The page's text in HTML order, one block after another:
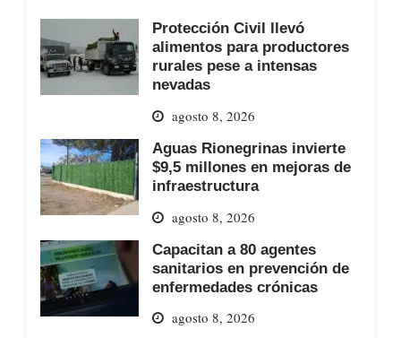
Protección Civil llevó
alimentos para productores
rurales pese a intensas
nevadas
agosto 8, 2026
Aguas Rionegrinas invierte
$9,5 millones en mejoras de
infraestructura
agosto 8, 2026
Capacitan a 80 agentes
sanitarios en prevención de
enfermedades crónicas
agosto 8, 2026